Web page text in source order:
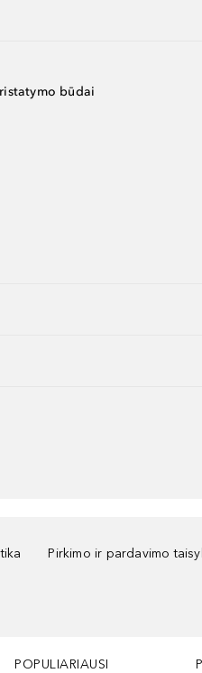
būdai
Pirkimo ir pardavimo
POPULIARIAUSI